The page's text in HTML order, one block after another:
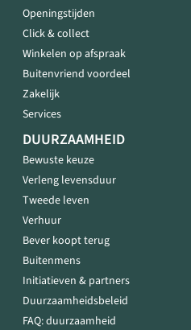
Openingstijden
Click & collect
Winkelen op afspraak
Buitenvriend voordeel
Zakelijk
Services
DUURZAAMHEID
Bewuste keuze
Verleng levensduur
Tweede leven
Verhuur
Bever koopt terug
Buitenmens
Initiatieven & partners
Duurzaamheidsbeleid
FAQ: duurzaamheid